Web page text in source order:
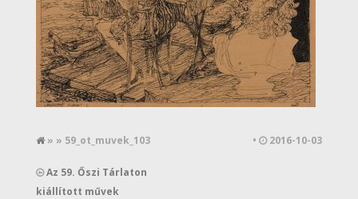
» » 59_ot_muvek_103 • 2016-10-03
Az 59. Őszi Tárlaton
kiállított művek